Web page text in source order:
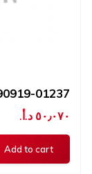
01237
٥٠٫٠٧٠ د.أ.‏